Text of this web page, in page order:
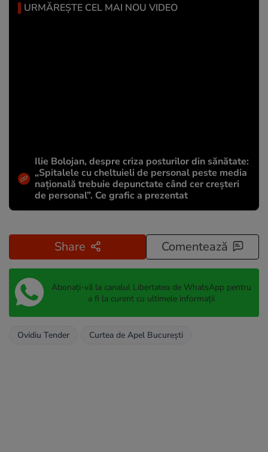
URMĂREȘTE CEL MAI NOU VIDEO
Ilie Bolojan, despre criza posturilor din sănătate:
„Spitalele cu cheltuieli de personal peste media
națională trebuie depunctate când cer creșteri
de personal”. Ce grafic a prezentat
Share Comentează
Abonați-vă la canalul Libertatea de WhatsApp pentru
a fi la curent cu ultimele informații
Ovidiu Tender Curtea de Apel București